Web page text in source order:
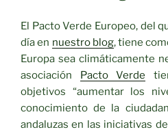
El Pacto Verde Europeo, del
día en nuestro blog, tiene
Europa sea climáticamente
asociación Pacto Verde
objetivos “aumentar los
conocimiento de la
andaluzas en las iniciativas